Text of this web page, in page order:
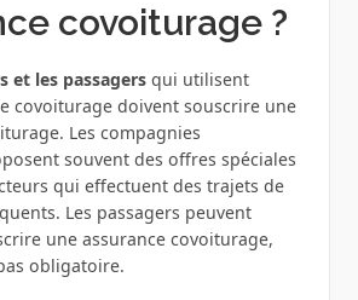
covoiturage ?
et les passagersqui utilisent
covoiturage doivent souscrire une
Les compagnies
souvent des offres spéciales
qui effectuent des trajets de
Les passagers peuvent
une assurance covoiturage,
obligatoire.